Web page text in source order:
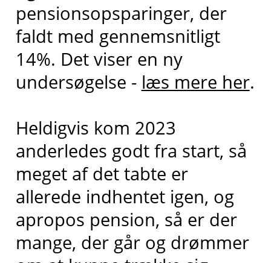
pensionsopsparinger, der
faldt med gennemsnitligt
14%. Det viser en ny
undersøgelse - læs mere her.
Heldigvis kom 2023
anderledes godt fra start, så
meget af det tabte er
allerede indhentet igen, og
apropos pension, så er der
mange, der går og drømmer